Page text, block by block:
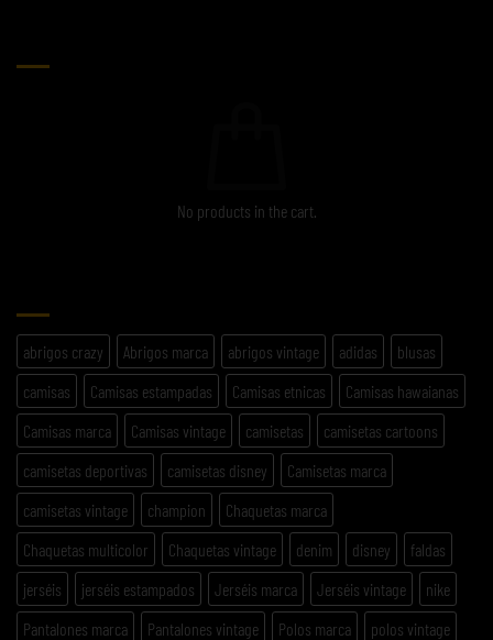
No products in the cart.
abrigos crazy Abrigos marca abrigos vintage adidas
blusas
camisas
Camisas estampadas Camisas etnicas
Camisas hawaianas
Camisas marca
Camisas vintage camisetas
camisetas cartoons
camisetas deportivas
camisetas disney
Camisetas marca
camisetas vintage
champion
Chaquetas marca
Chaquetas multicolor
Chaquetas vintage denim disney
faldas
jerséis
jerséis estampados Jerséis marca Jerséis vintage
nike
Pantalones marca
Pantalones vintage Polos marca
polos vintage